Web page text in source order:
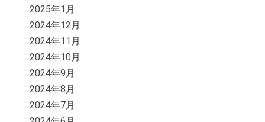
2025年1月
2024年12月
2024年11月
2024年10月
2024年9月
2024年8月
2024年7月